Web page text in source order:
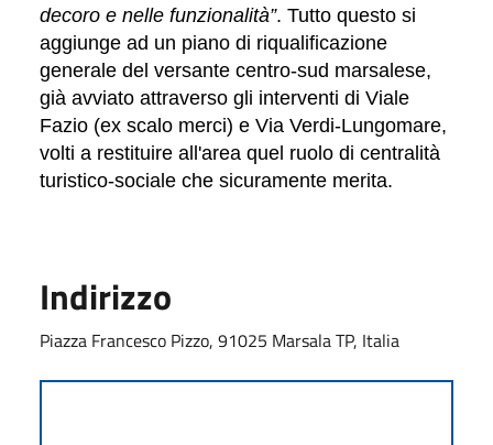
decoro e nelle funzionalità”. Tutto questo si
aggiunge ad un piano di riqualificazione
generale del versante centro-sud marsalese,
già avviato attraverso gli interventi di Viale
Fazio (ex scalo merci) e Via Verdi-Lungomare,
volti a restituire all'area quel ruolo di centralità
turistico-sociale che sicuramente merita.
Indirizzo
Piazza Francesco Pizzo, 91025 Marsala TP, Italia